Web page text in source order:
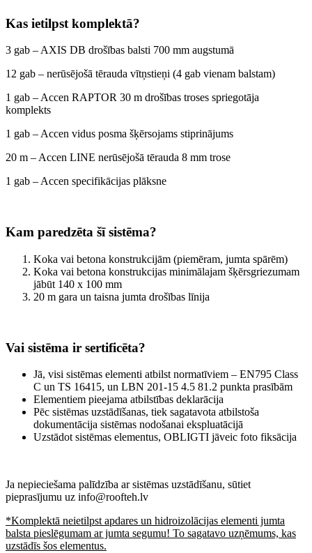
Kas ietilpst komplektā?
3 gab – AXIS DB drošības balsti 700 mm augstumā
12 gab – nerūsējošā tērauda vītņstieņi (4 gab vienam balstam)
1 gab – Accen RAPTOR 30 m drošības troses spriegotāja
komplekts
1 gab – Accen vidus posma šķērsojams stiprinājums
20 m – Accen LINE nerūsējošā tērauda 8 mm trose
1 gab – Accen specifikācijas plāksne
Kam paredzēta šī sistēma?
Koka vai betona konstrukcijām (piemēram, jumta spārēm)
Koka vai betona konstrukcijas minimālajam šķērsgriezumam
jābūt 140 x 100 mm
20 m gara un taisna jumta drošības līnija
Vai sistēma ir sertificēta?
Jā, visi sistēmas elementi atbilst normatīviem – EN795 Class
C un TS 16415, un LBN 201-15 4.5 81.2 punkta prasībām
Elementiem pieejama atbilstības deklarācija
Pēc sistēmas uzstādīšanas, tiek sagatavota atbilstoša
dokumentācija sistēmas nodošanai ekspluatācijā
Uzstādot sistēmas elementus, OBLIGTI jāveic foto fiksācija
Ja nepieciešama palīdzība ar sistēmas uzstādīšanu, sūtiet
pieprasījumu uz info@roofteh.lv
*Komplektā neietilpst apdares un hidroizolācijas elementi jumta
balsta pieslēgumam ar jumta segumu! To sagatavo uzņēmums, kas
uzstādīs šos elementus.